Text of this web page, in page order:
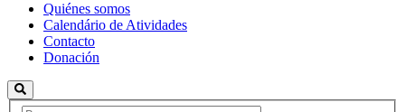
Quiénes somos
Calendário de Atividades
Contacto
Donación